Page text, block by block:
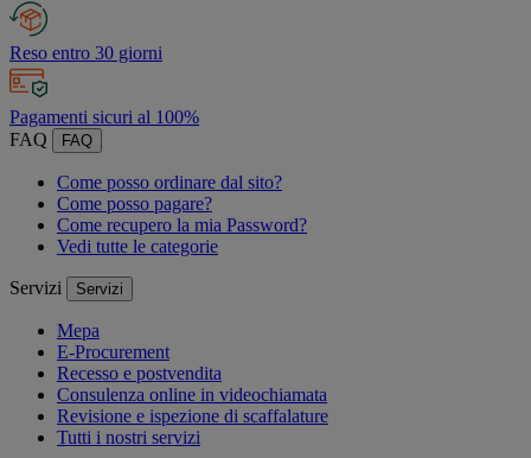
Reso entro 30 giorni
Pagamenti sicuri al 100%
FAQ
FAQ
Come posso ordinare dal sito?
Come posso pagare?
Come recupero la mia Password?
Vedi tutte le categorie
Servizi Servizi
Mepa
E-Procurement
Recesso e postvendita
Consulenza online in videochiamata
Revisione e ispezione di scaffalature
Tutti i nostri servizi